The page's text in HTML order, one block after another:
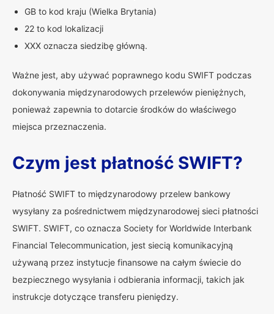
GB to kod kraju (Wielka Brytania)
22 to kod lokalizacji
XXX oznacza siedzibę główną.
Ważne jest, aby używać poprawnego kodu SWIFT podczas
dokonywania międzynarodowych przelewów pieniężnych,
ponieważ zapewnia to dotarcie środków do właściwego
miejsca przeznaczenia.
Czym jest płatność SWIFT?
Płatność SWIFT to międzynarodowy przelew bankowy
wysyłany za pośrednictwem międzynarodowej sieci płatności
SWIFT. SWIFT, co oznacza Society for Worldwide Interbank
Financial Telecommunication, jest siecią komunikacyjną
używaną przez instytucje finansowe na całym świecie do
bezpiecznego wysyłania i odbierania informacji, takich jak
instrukcje dotyczące transferu pieniędzy.